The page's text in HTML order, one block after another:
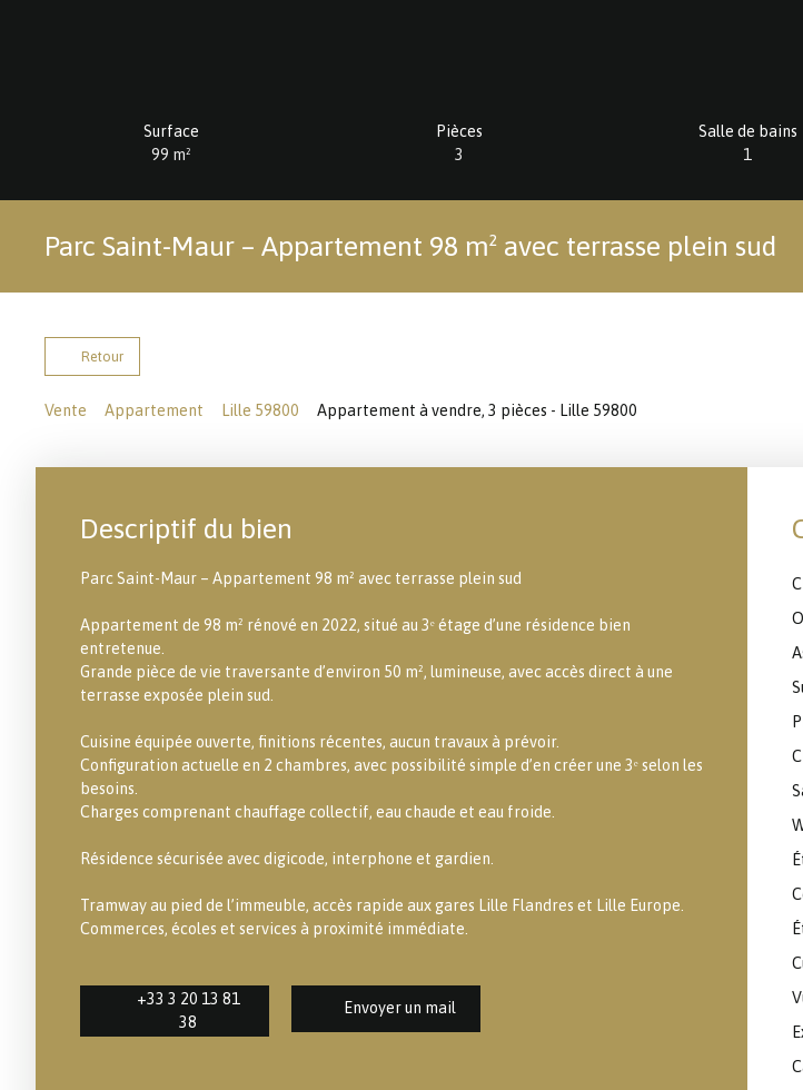
Surface
99 m²
Pièces
3
Salle de bains
1
Parc Saint-Maur – Appartement 98 m² avec terrasse plein sud
Retour
Vente Appartement Lille 59800 Appartement à vendre, 3 pièces - Lille 59800
Descriptif du bien
Parc Saint-Maur – Appartement 98 m² avec terrasse plein sud
Appartement de 98 m² rénové en 2022, situé au 3ᵉ étage d’une résidence bien
entretenue.
Grande pièce de vie traversante d’environ 50 m², lumineuse, avec accès direct à une
terrasse exposée plein sud.
Cuisine équipée ouverte, finitions récentes, aucun travaux à prévoir.
Configuration actuelle en 2 chambres, avec possibilité simple d’en créer une 3ᵉ selon les
besoins.
Charges comprenant chauffage collectif, eau chaude et eau froide.
Résidence sécurisée avec digicode, interphone et gardien.
Tramway au pied de l’immeuble, accès rapide aux gares Lille Flandres et Lille Europe.
Commerces, écoles et services à proximité immédiate.
+33 3 20 13 81
38
Envoyer un mail